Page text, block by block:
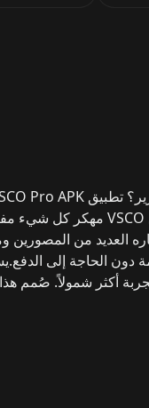
تطبيق VSCO Pro APK
العديد من
أكثر شمولاً. صُمم هذا